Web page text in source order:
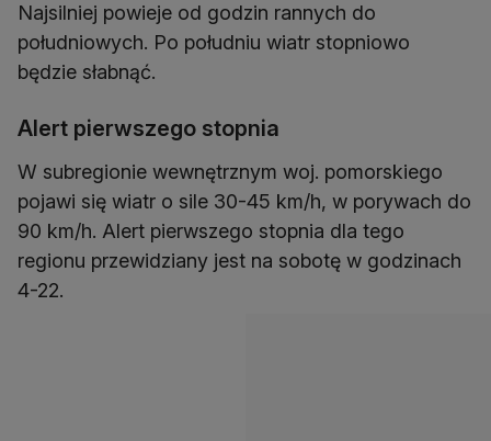
Najsilniej powieje od godzin rannych do
południowych. Po południu wiatr stopniowo
będzie słabnąć.
Alert pierwszego stopnia
W subregionie wewnętrznym woj. pomorskiego
pojawi się wiatr o sile 30-45 km/h, w porywach do
90 km/h. Alert pierwszego stopnia dla tego
regionu przewidziany jest na sobotę w godzinach
4-22.